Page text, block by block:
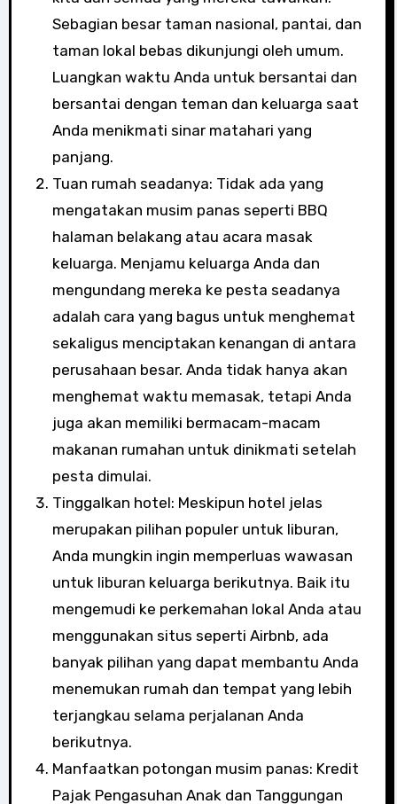
Sebagian besar taman nasional, pantai, dan
taman lokal bebas dikunjungi oleh umum.
Luangkan waktu Anda untuk bersantai dan
bersantai dengan teman dan keluarga saat
Anda menikmati sinar matahari yang
panjang.
Tuan rumah seadanya: Tidak ada yang
mengatakan musim panas seperti BBQ
halaman belakang atau acara masak
keluarga. Menjamu keluarga Anda dan
mengundang mereka ke pesta seadanya
adalah cara yang bagus untuk menghemat
sekaligus menciptakan kenangan di antara
perusahaan besar. Anda tidak hanya akan
menghemat waktu memasak, tetapi Anda
juga akan memiliki bermacam-macam
makanan rumahan untuk dinikmati setelah
pesta dimulai.
Tinggalkan hotel: Meskipun hotel jelas
merupakan pilihan populer untuk liburan,
Anda mungkin ingin memperluas wawasan
untuk liburan keluarga berikutnya. Baik itu
mengemudi ke perkemahan lokal Anda atau
menggunakan situs seperti Airbnb, ada
banyak pilihan yang dapat membantu Anda
menemukan rumah dan tempat yang lebih
terjangkau selama perjalanan Anda
berikutnya.
Manfaatkan potongan musim panas: Kredit
Pajak Pengasuhan Anak dan Tanggungan